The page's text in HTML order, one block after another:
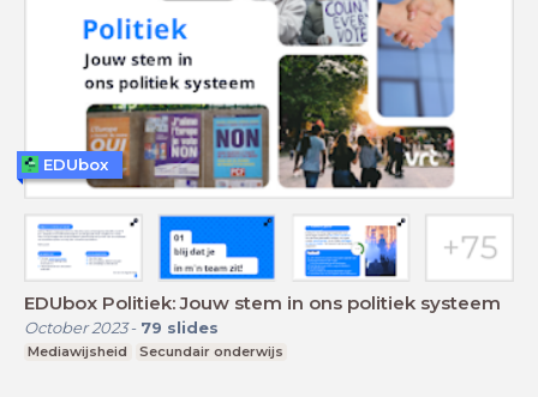
EDUbox Politiek: Jouw stem in ons politiek systeem
October 2023- 79 slides
Mediawijsheid Secundair onderwijs
EDUbox